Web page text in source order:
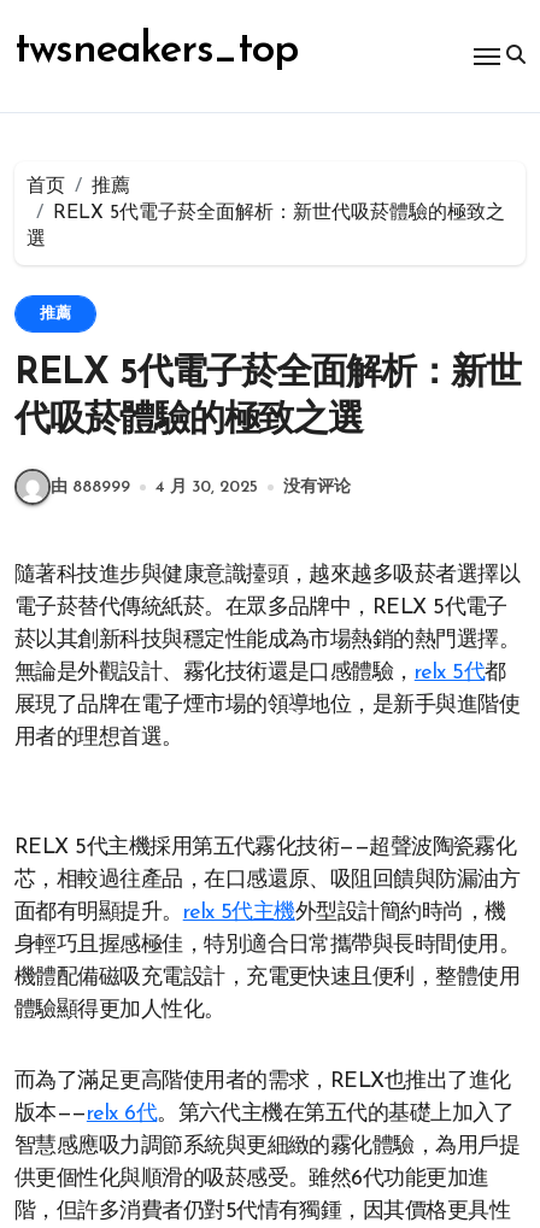
容
twsneakers_top
首页
推薦
RELX 5代電子菸全面解析：新世代吸菸體驗的極致之
選
推薦
RELX 5代電子菸全面解析：新世
代吸菸體驗的極致之選
由 888999 4 月 30, 2025 没有评论
隨著科技進步與健康意識擡頭，越來越多吸菸者選擇以
電子菸替代傳統紙菸。在眾多品牌中，RELX 5代電子
菸以其創新科技與穩定性能成為市場熱銷的熱門選擇。
無論是外觀設計、霧化技術還是口感體驗， relx 5代都
展現了品牌在電子煙市場的領導地位，是新手與進階使
用者的理想首選。
RELX 5代主機採用第五代霧化技術——超聲波陶瓷霧化
芯，相較過往產品，在口感還原、吸阻回饋與防漏油方
面都有明顯提升。 relx 5代主機外型設計簡約時尚，機
身輕巧且握感極佳，特別適合日常攜帶與長時間使用。
機體配備磁吸充電設計，充電更快速且便利，整體使用
體驗顯得更加人性化。
而為了滿足更高階使用者的需求，RELX也推出了進化
版本——relx 6代。第六代主機在第五代的基礎上加入了
智慧感應吸力調節系統與更細緻的霧化體驗，為用戶提
供更個性化與順滑的吸菸感受。雖然6代功能更加進
階，但許多消費者仍對5代情有獨鍾，因其價格更具性